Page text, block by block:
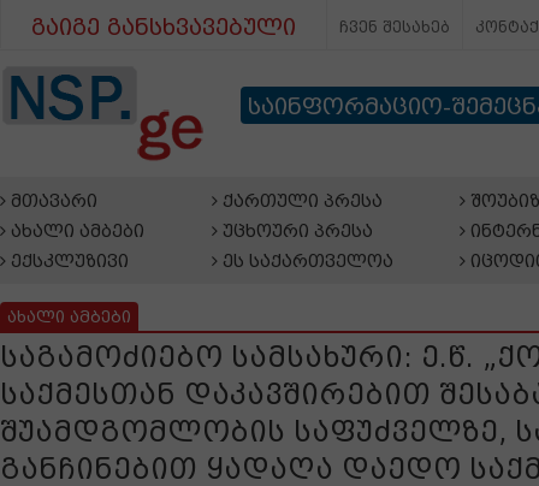
გაიგე განსხვავებული ჩვენ შესახებ
საინფორმაციო-
მთავარი
ახალი ამბები
ექსკლუზივი
ქართული პრესა
უცხოური პრესა
ეს საქართველოა
ახალი ამბები
საგამოძიებო სამსახური: ე.წ.
საქმესთან დაკავშირებით
შუამდგომლობის საფუძველზე,
განჩინებით ყადაღა დაედო